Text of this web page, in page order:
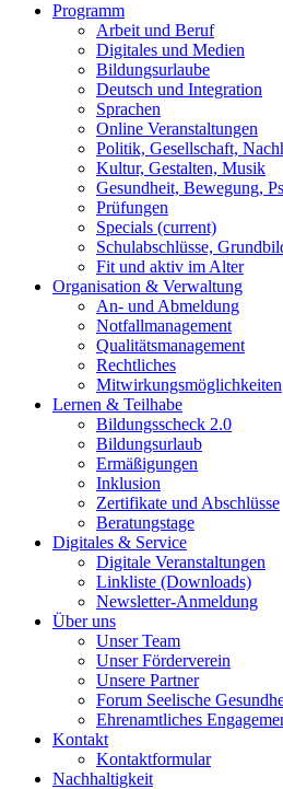
Programm
Arbeit und Beruf
Digitales und Medien
Bildungsurlaube
Deutsch und Integration
Sprachen
Online Veranstaltungen
Politik, Gesellschaft,
Kultur, Gestalten, Musik
Gesundheit, Bewegung,
Prüfungen
Specials (current)
Schulabschlüsse,
Fit und aktiv im Alter
Organisation & Verwaltung
An- und Abmeldung
Notfallmanagement
Qualitätsmanagement
Rechtliches
Mitwirkungsmöglichkeiten
Lernen & Teilhabe
Bildungsscheck 2.0
Bildungsurlaub
Ermäßigungen
Inklusion
Zertifikate und Abschlüsse
Beratungstage
Digitales & Service
Digitale Veranstaltungen
Linkliste (Downloads)
Newsletter-Anmeldung
Über uns
Unser Team
Unser Förderverein
Unsere Partner
Forum Seelische
Ehrenamtliches
Kontakt
Kontaktformular
Nachhaltigkeit